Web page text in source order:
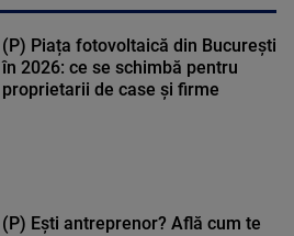
(P) Piața fotovoltaică din București
în 2026: ce se schimbă pentru
proprietarii de case și firme
(P) Ești antreprenor? Află cum te